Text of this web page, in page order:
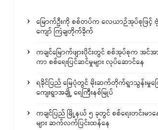
မြောက်ဦးကို စစ်တပ်က လေယာဉ်အုပ်စုဖြင့်
ကျော် ကြဲချတိုက်ခိုက်
ကချင်မြောက်ဖျားပိုင်းတွင် စစ်အုပ်စုက အင်အ
ကာ စစ်ရေးပြင်ဆင်မှုများ လုပ်ဆောင်နေ
ရခိုင်ပြည် မြေပုံတွင် မိုးဆက်တိုက်ရွာသွန်းမှုက
ကျေးရွာအချို့ ရေကြီးနစ်မြုပ်
ကချင်ပြည် မြို့နယ် ၅ ခုတွင် စစ်ရေးတင်းမာ
များ ဆက်လက်ပြင်းထန်နေ